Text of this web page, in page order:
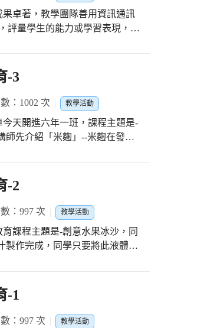
果卓著，教學團隊善用資訊通訊
評量學生的能力或學習表現，希
-3
：1002 次 教學活動
天開進六年一班，課程主題是-
師先介紹「米麴」--米麴在發酵
創作吧！
-2
：997 次 教學活動
課程主題是-創意水果冰沙，同
製作完成，同學只要將此液體加
-1
：997 次 教學活動